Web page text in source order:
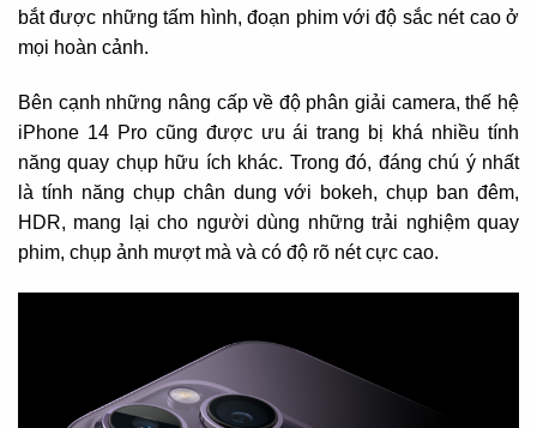
bắt được những tấm hình, đoạn phim với độ sắc nét cao ở
mọi hoàn cảnh.
Bên cạnh những nâng cấp về độ phân giải camera, thế hệ
iPhone 14 Pro cũng được ưu ái trang bị khá nhiều tính
năng quay chụp hữu ích khác. Trong đó, đáng chú ý nhất
là tính năng chụp chân dung với bokeh, chụp ban đêm,
HDR, mang lại cho người dùng những trải nghiệm quay
phim, chụp ảnh mượt mà và có độ rõ nét cực cao.